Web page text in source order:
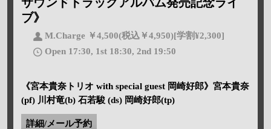
ブ》
M.Charge ￥4,500(税込￥4,950)[学割¥2,300]
Open 17:30, 1st 18:30, 2nd 19:50
《宮本貴奈トリオ with special guest 岡崎好郎》宮本貴奈
(pf) 川村竜(b) 石若駿 (ds) 岡崎好郎(tp)
詳細/メール予約